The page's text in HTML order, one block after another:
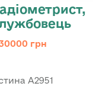
грн
А2951